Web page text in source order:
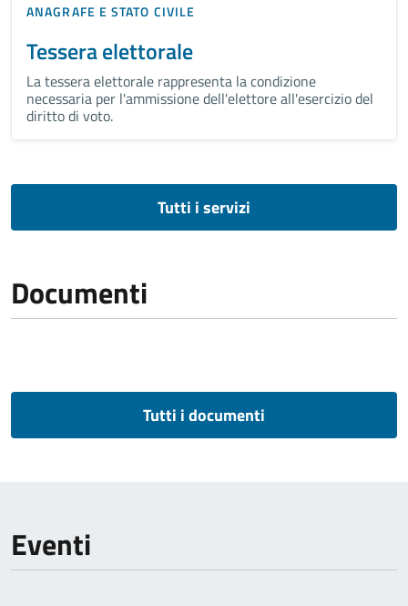
ANAGRAFE E STATO CIVILE
Tessera elettorale
La tessera elettorale rappresenta la condizione
necessaria per l'ammissione dell'elettore all'esercizio del
diritto di voto.
Tutti i servizi
Documenti
Tutti i documenti
Eventi